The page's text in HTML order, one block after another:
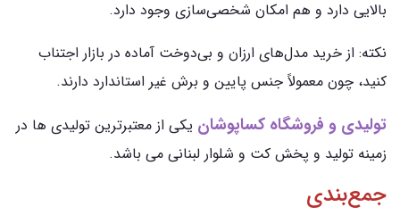
بالایی دارد و هم امکان شخصی‌سازی وجود دارد.
نکته: از خرید مدل‌های ارزان و بی‌دوخت آماده در بازار اجتناب
کنید، چون معمولاً جنس پایین و برش غیر استاندارد دارند.
تولیدی و فروشگاه کساپوشان یکی از معتبرترین تولیدی ها در
زمینه تولید و پخش کت و شلوار لبنانی می باشد.
جمع‌بندی